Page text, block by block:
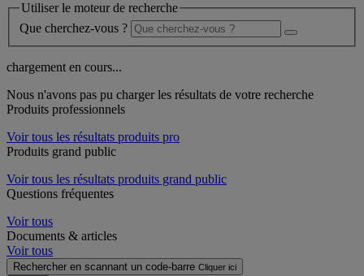
Utiliser le moteur de recherche
Que cherchez-vous ?
chargement en cours...
Nous n'avons pas pu charger les résultats de votre recherche
Produits professionnels
Voir tous les résultats produits pro
Produits grand public
Voir tous les résultats produits grand public
Questions fréquentes
Voir tous
Documents & articles
Voir tous
Rechercher en scannant un code-barre Cliquer ici